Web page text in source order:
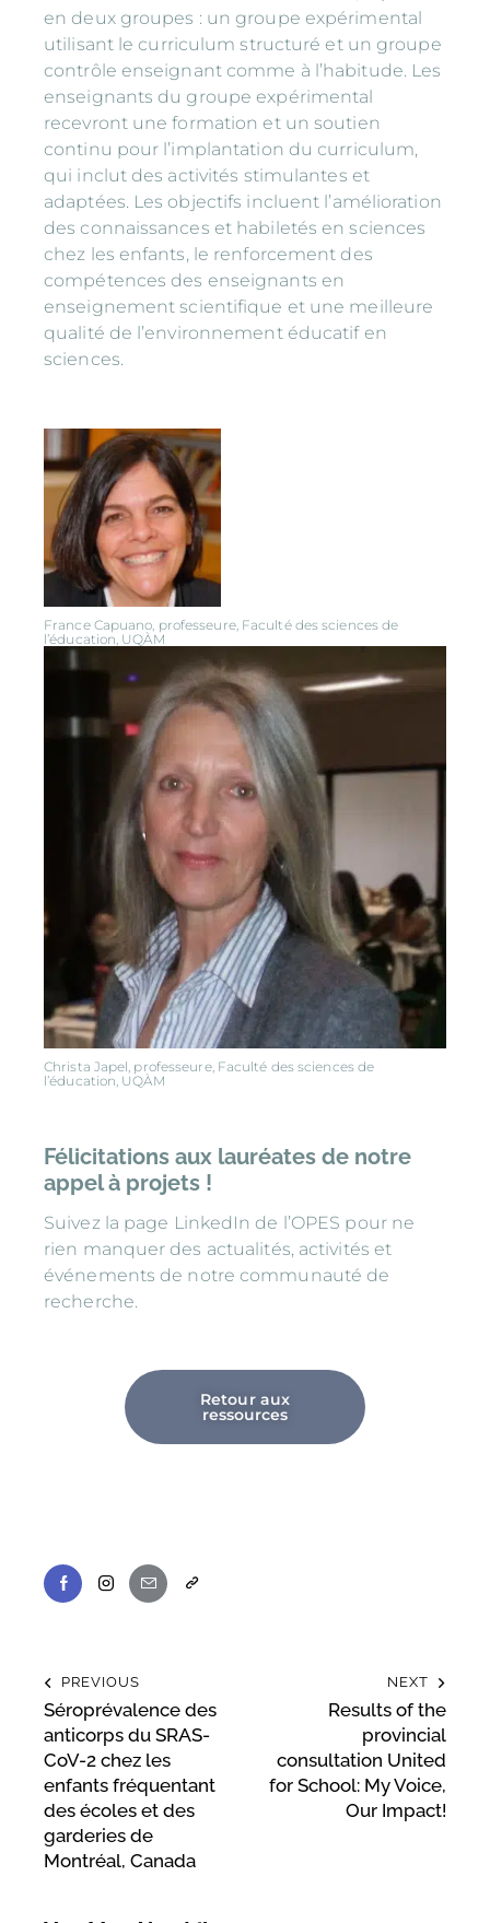
en deux groupes : un groupe expérimental
utilisant le curriculum structuré et un groupe
contrôle enseignant comme à l’habitude. Les
enseignants du groupe expérimental
recevront une formation et un soutien
continu pour l’implantation du curriculum,
qui inclut des activités stimulantes et
adaptées. Les objectifs incluent l’amélioration
des connaissances et habiletés en sciences
chez les enfants, le renforcement des
compétences des enseignants en
enseignement scientifique et une meilleure
qualité de l’environnement éducatif en
sciences.
France Capuano, professeure, Faculté des sciences de
l’éducation, UQÀM
Christa Japel, professeure, Faculté des sciences de
l’éducation, UQÀM
Félicitations aux lauréates de notre
appel à projets !
Suivez la page LinkedIn de l’OPES pour ne
rien manquer des actualités, activités et
événements de notre communauté de
recherche.
Retour aux
ressources
PREVIOUS
Séroprévalence des
anticorps du SRAS-
CoV-2 chez les
enfants fréquentant
des écoles et des
garderies de
Montréal, Canada
NEXT
Results of the
provincial
consultation United
for School: My Voice,
Our Impact!